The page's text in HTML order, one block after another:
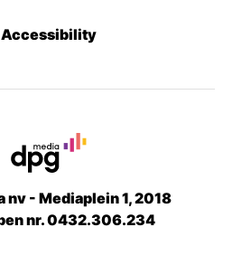
Accessibility
nv - Mediaplein 1, 2018
nr. 0432.306.234